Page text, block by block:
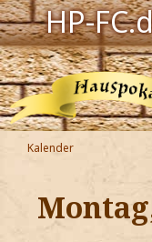
HP-
Navigation
Harry
Der HP-FC
Hogwarts
Kalender